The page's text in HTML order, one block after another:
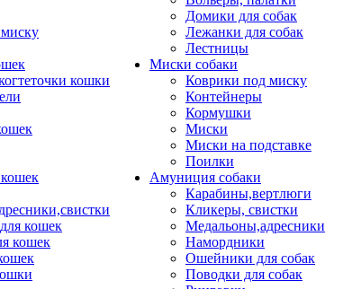
кошки
кошек
кошек
Домики для собак
Лежанки для собак
Лестницы
Миски собаки
Коврики под миску
Контейнеры
Кормушки
Миски
Миски на подставке
Поилки
Амуниция собаки
Карабины,вертлюги
Кликеры, свистки
Медальоны,адресники
Намордники
Ошейники для собак
Поводки для собак